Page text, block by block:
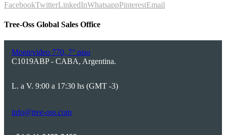
FacebookTwitterLinkedInWhatsappPinterestEmail
Tree-Oss Global Sales Office
Montevideo 770, 7° piso
C1019ABP - CABA, Argentina.
L. a V. 9:00 a 17:30 hs (GMT -3)
info@tree-oss.com